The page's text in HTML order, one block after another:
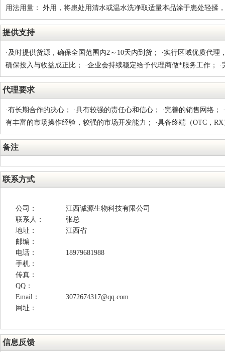
用法用量： 外用，将患处用清水或温水洗净取适量本品涂于患处轻揉
提供支持
·及时提供货源，确保全国范围内2～10天内到货； ·实行区域优质代
确保投入与收益成正比； ·企业会持续稳定给予代理商做*服务工作；
代理要求
·有长期合作的决心； ·具有较强的责任心和信心； ·完善的销售网络
有丰富的市场操作经验，较强的市场开发能力； ·具备终端（OTC，
备注
联系方式
公司：
江西诚源生物科技有限公司
联系人：
张总
地址：
江西省
邮编：
电话：
18979681988
手机：
传真：
QQ：
Email：
3072674317@qq.com
网址：
信息反馈